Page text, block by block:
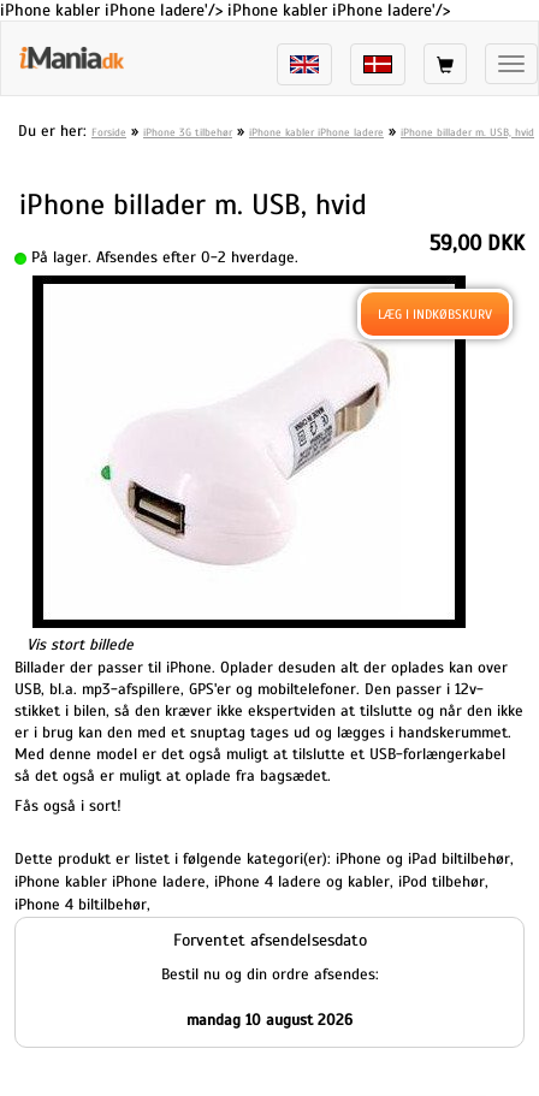
iPhone kabler iPhone ladere'/> iPhone kabler iPhone ladere'/>
Du er her: Forside » iPhone 3G tilbehør » iPhone kabler iPhone ladere » iPhone billader m. USB, hvid
iPhone billader m. USB, hvid
På lager. Afsendes efter 0-2 hverdage.
Vis stort billede
59,00 DKK
Billader der passer til iPhone. Oplader desuden alt der oplades kan over
USB, bl.a. mp3-afspillere, GPS'er og mobiltelefoner. Den passer i 12v-
stikket i bilen, så den kræver ikke ekspertviden at tilslutte og når den ikke
er i brug kan den med et snuptag tages ud og lægges i handskerummet.
Med denne model er det også muligt at tilslutte et USB-forlængerkabel
så det også er muligt at oplade fra bagsædet.
Fås også i sort!
Dette produkt er listet i følgende kategori(er): iPhone og iPad biltilbehør,
iPhone kabler iPhone ladere, iPhone 4 ladere og kabler, iPod tilbehør,
iPhone 4 biltilbehør,
Forventet afsendelsesdato
Bestil nu og din ordre afsendes:
mandag 10 august 2026